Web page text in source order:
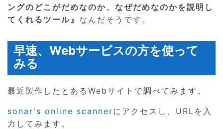
ングのどこがだめなのか、なぜだめなのかを説明し
てくれるツール』 なんだそうです。
早速、Webサービスの方を使って
みる
最近製作したとあるWebサイトで調べてみます。
sonar's online scannerにアクセスし、URLを入
力してみます。